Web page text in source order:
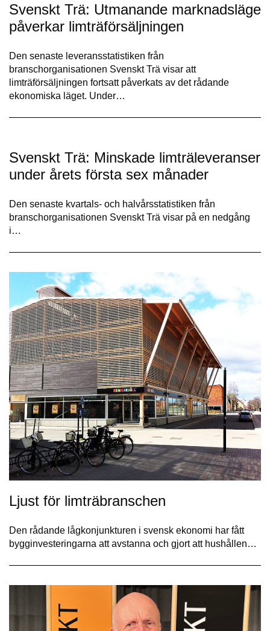
Svenskt Trä: Utmanande marknadsläge
påverkar limträförsäljningen
Den senaste leveransstatistiken från
branschorganisationen Svenskt Trä visar att
limträförsäljningen fortsatt påverkats av det rådande
ekonomiska läget. Under…
Svenskt Trä: Minskade limträleveranser
under årets första sex månader
Den senaste kvartals- och halvårsstatistiken från
branschorganisationen Svenskt Trä visar på en nedgång
i…
Ljust för limträbranschen
Den rådande lågkonjunkturen i svensk ekonomi har fått
bygginvesteringarna att avstanna och gjort att hushållen…